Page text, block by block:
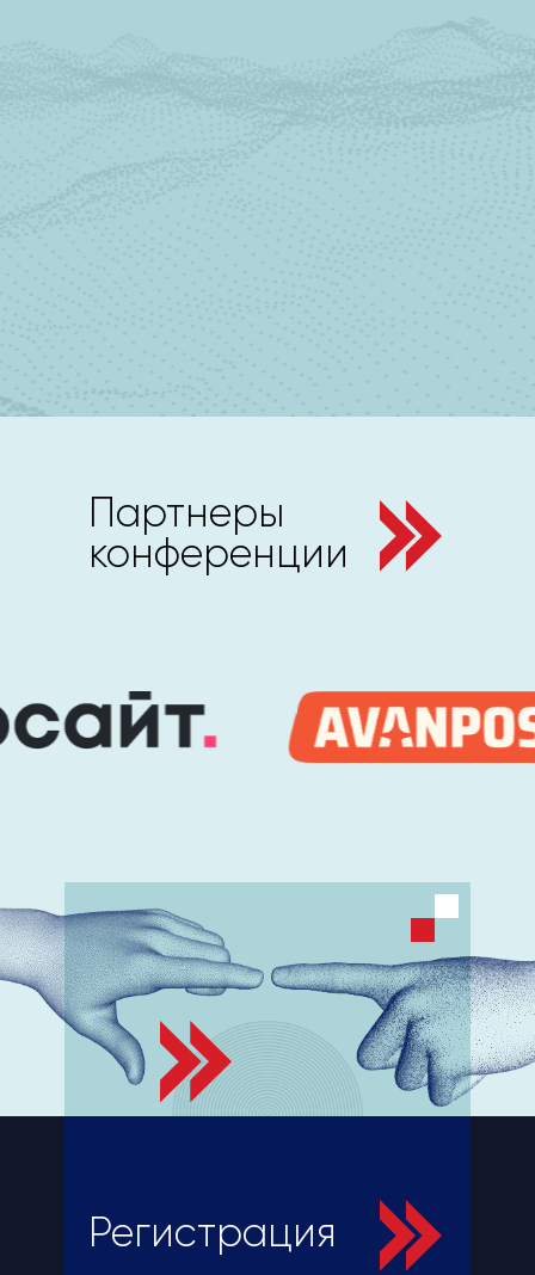
Партнеры
конференции
Регистрация